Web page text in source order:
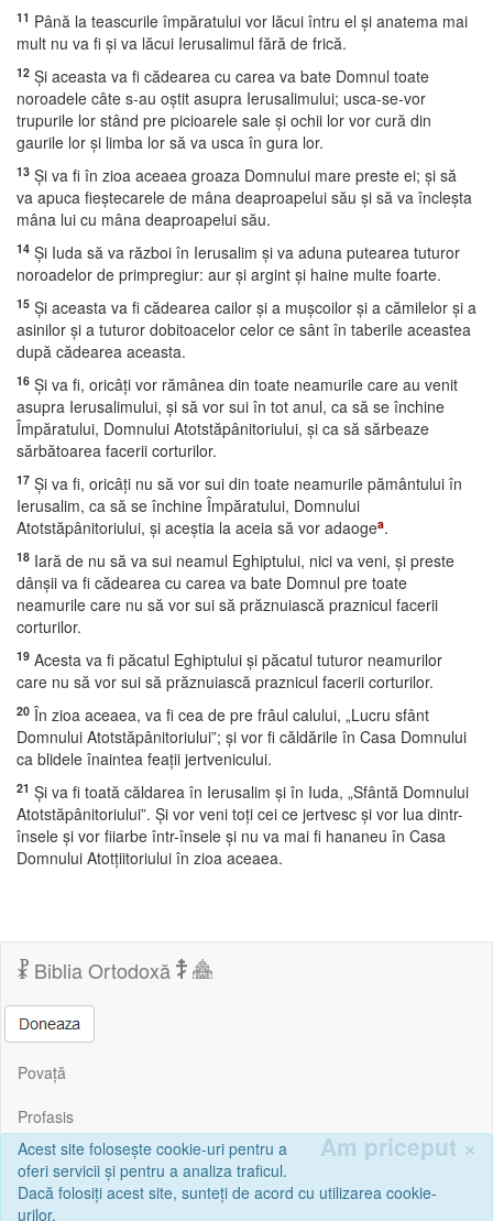
11 Până la teascurile împăratului vor lăcui întru el şi anatema mai
mult nu va fi şi va lăcui Ierusalimul fără de frică.
12 Şi aceasta va fi cădearea cu carea va bate Domnul toate
noroadele câte s-au oştit asupra Ierusalimului; usca-se-vor
trupurile lor stând pre picioarele sale şi ochii lor vor cură din
gaurile lor şi limba lor să va usca în gura lor.
13 Şi va fi în zioa aceaea groaza Domnului mare preste ei; şi să
va apuca fieştecarele de mâna deaproapelui său şi să va încleşta
mâna lui cu mâna deaproapelui său.
14 Şi Iuda să va război în Ierusalim şi va aduna putearea tuturor
noroadelor de primpregiur: aur şi argint şi haine multe foarte.
15 Şi aceasta va fi cădearea cailor şi a muşcoilor şi a cămilelor şi a
asinilor şi a tuturor dobitoacelor celor ce sânt în taberile aceastea
după cădearea aceasta.
16 Şi va fi, oricâţi vor rămânea din toate neamurile care au venit
asupra Ierusalimului, şi să vor sui în tot anul, ca să se închine
Împăratului, Domnului Atotstăpânitoriului, şi ca să sărbeaze
sărbătoarea facerii corturilor.
17 Şi va fi, oricâţi nu să vor sui din toate neamurile pământului în
Ierusalim, ca să se închine Împăratului, Domnului
Atotstăpânitoriului, şi aceştia la aceia să vor adaogea.
18 Iară de nu să va sui neamul Eghiptului, nici va veni, şi preste
dânşii va fi cădearea cu carea va bate Domnul pre toate
neamurile care nu să vor sui să prăznuiască praznicul facerii
corturilor.
19 Acesta va fi păcatul Eghiptului şi păcatul tuturor neamurilor
care nu să vor sui să prăznuiască praznicul facerii corturilor.
20 În zioa aceaea, va fi cea de pre frâul calului, „Lucru sfânt
Domnului Atotstăpânitoriului”; şi vor fi căldările în Casa Domnului
ca blidele înaintea feaţii jertvenicului.
21 Şi va fi toată căldarea în Ierusalim şi în Iuda, „Sfântă Domnului
Atotstăpânitoriului”. Şi vor veni toţi cei ce jertvesc şi vor lua dintr-
însele şi vor fiiarbe într-însele şi nu va mai fi hananeu în Casa
Domnului Atotţiitoriului în zioa aceaea.
Biblia Ortodoxă
Povață
Profasis
Corespondență
Sfânta Scriptură | Biblia Ortodoxă Online © Copyright 2026, Mihail
Am priceput ×
Acest site folosește cookie-uri pentru a
oferi servicii și pentru a analiza traficul.
Dacă folosiți acest site, sunteți de acord cu utilizarea cookie-
urilor.